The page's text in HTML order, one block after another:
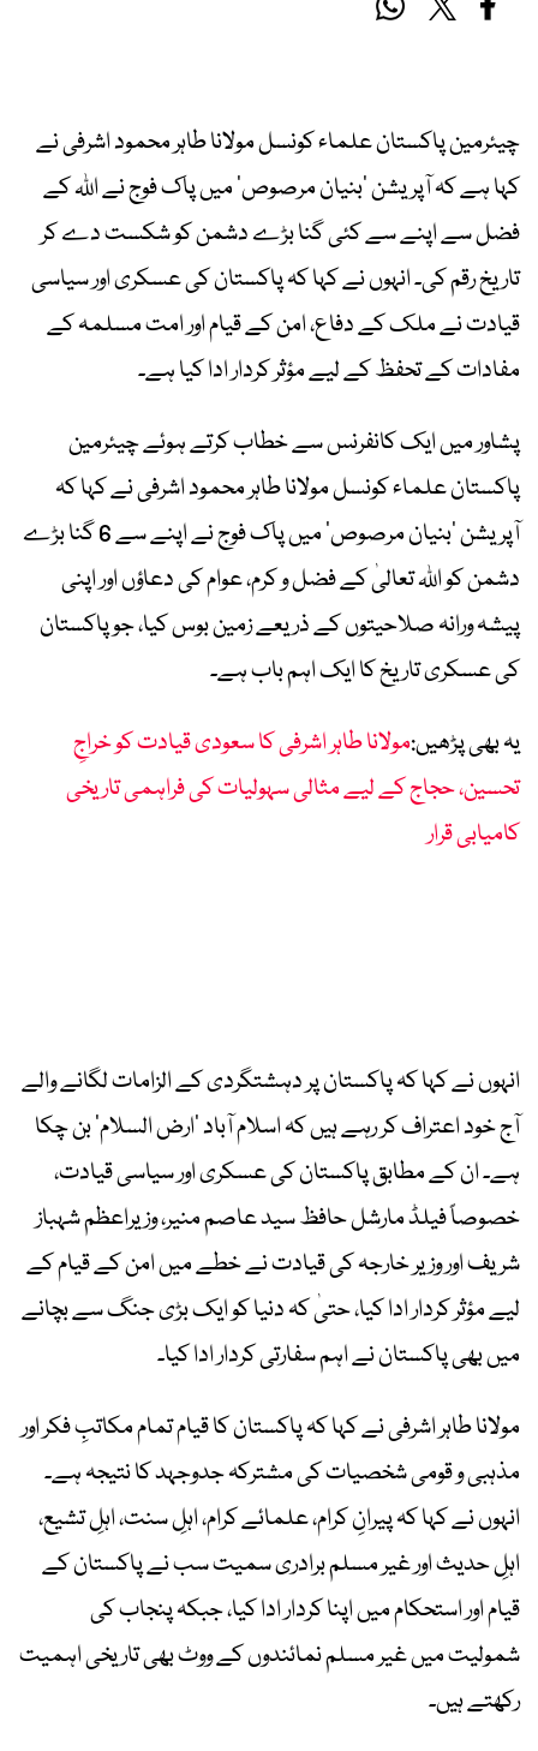
چیئرمین پاکستان علماء کونسل مولانا طاہر محمود اشرفی نے
کہا ہے کہ آپریشن ’بنیان مرصوص‘ میں پاک فوج نے اللہ کے
فضل سے اپنے سے کئی گنا بڑے دشمن کو شکست دے کر
تاریخ رقم کی۔ انہوں نے کہا کہ پاکستان کی عسکری اور سیاسی
قیادت نے ملک کے دفاع، امن کے قیام اور امت مسلمہ کے
مفادات کے تحفظ کے لیے مؤثر کردار ادا کیا ہے۔
پشاور میں ایک کانفرنس سے خطاب کرتے ہوئے چیئرمین
پاکستان علماء کونسل مولانا طاہر محمود اشرفی نے کہا کہ
آپریشن ’بنیان مرصوص‘ میں پاک فوج نے اپنے سے 6 گنا بڑے
دشمن کو اللہ تعالیٰ کے فضل و کرم، عوام کی دعاؤں اور اپنی
پیشہ ورانہ صلاحیتوں کے ذریعے زمین بوس کیا، جو پاکستان
کی عسکری تاریخ کا ایک اہم باب ہے۔
یہ بھی پڑھیں:مولانا طاہر اشرفی کا سعودی قیادت کو خراجِ
تحسین، حجاج کے لیے مثالی سہولیات کی فراہمی تاریخی
کامیابی قرار
انہوں نے کہا کہ پاکستان پر دہشتگردی کے الزامات لگانے والے
آج خود اعتراف کر رہے ہیں کہ اسلام آباد ’ارض السلام‘ بن چکا
ہے۔ ان کے مطابق پاکستان کی عسکری اور سیاسی قیادت،
خصوصاً فیلڈ مارشل حافظ سید عاصم منیر، وزیراعظم شہباز
شریف اور وزیر خارجہ کی قیادت نے خطے میں امن کے قیام کے
لیے مؤثر کردار ادا کیا، حتیٰ کہ دنیا کو ایک بڑی جنگ سے بچانے
میں بھی پاکستان نے اہم سفارتی کردار ادا کیا۔
مولانا طاہر اشرفی نے کہا کہ پاکستان کا قیام تمام مکاتبِ فکر اور
مذہبی و قومی شخصیات کی مشترکہ جدوجہد کا نتیجہ ہے۔
انہوں نے کہا کہ پیرانِ کرام، علمائے کرام، اہلِ سنت، اہلِ تشیع،
اہلِ حدیث اور غیر مسلم برادری سمیت سب نے پاکستان کے
قیام اور استحکام میں اپنا کردار ادا کیا، جبکہ پنجاب کی
شمولیت میں غیر مسلم نمائندوں کے ووٹ بھی تاریخی اہمیت
رکھتے ہیں۔